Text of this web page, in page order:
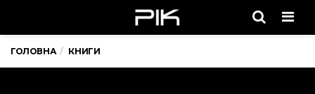
ГОЛОВНА КНИГИ